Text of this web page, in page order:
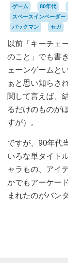
ゲーム 80年代
スペースインベーダー
パックマン
セガ
以前「キーチェ
のこと」でも書
ェーンゲームと
ぁと思い知らさ
関して言えば、
るだけのものが
すが）。
ですが、90年代
いろな単タイト
ャラもの、アイ
かでもアーケー
まれたのがバン